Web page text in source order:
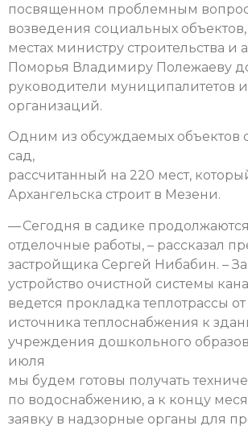
посвященном проблемным
возведения социальных
местах министру строительства и
Поморья Владимиру Полежаеву
руководители муниципалитетов
организаций.
Одним из обсуждаемых объектов
сад,
рассчитанный на 220 мест,
Архангельска строит в Мезени.
— Сегодня в садике
отделочные работы, – рассказал
застройщика Сергей Нибабин. –
устройство очистной системы
ведется прокладка теплотрассы от
источника теплоснабжения к
учреждения дошкольного
июля
мы будем готовы получать
по водоснабжению, а к концу
заявку в надзорные органы для